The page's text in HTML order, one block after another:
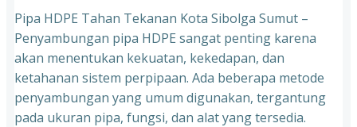
Pipa HDPE Tahan Tekanan Kota Sibolga Sumut –
Penyambungan pipa HDPE sangat penting karena
akan menentukan kekuatan, kekedapan, dan
ketahanan sistem perpipaan. Ada beberapa metode
penyambungan yang umum digunakan, tergantung
pada ukuran pipa, fungsi, dan alat yang tersedia.